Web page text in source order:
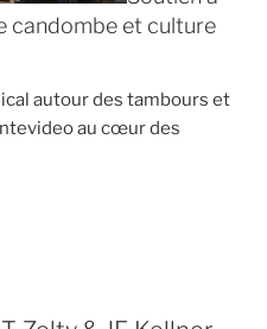
candombe et culture
autour des tambours et
au cœur des